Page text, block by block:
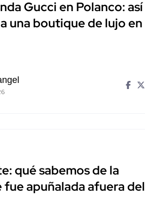
Gucci en Polanco: así
una boutique de lujo en
qué sabemos de la
fue apuñalada afuera del